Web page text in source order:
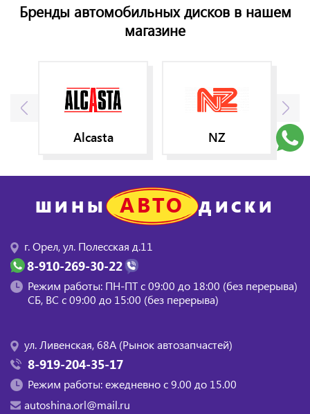
Бренды автомобильных дисков в нашем
магазине
Alcasta NZ
ШИНЫ АВТО ДИСКИ
г. Орел, ул. Полесская д.11
8-910-269-30-22
Режим работы: ПН-ПТ с 09:00 до 18:00 (без перерыва)
СБ, BC с 09:00 до 15:00 (без перерыва)
ул. Ливенская, 68А (Рынок автозапчастей)
8-919-204-35-17
Режим работы: ежедневно с 9.00 до 15.00
autoshina.orl@mail.ru